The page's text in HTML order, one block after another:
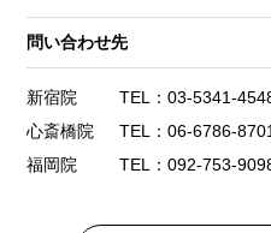
問い合わせ先
新宿院
TEL：03-5341-
心斎橋院
TEL：06-6786-8701
福岡院
TEL：092-753-